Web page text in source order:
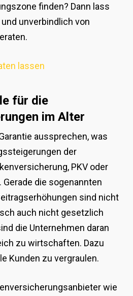
finden? Dann lass
unverbindlich von
lassen
für die
im Alter
aussprechen, was
der
PKV oder
Gerade die sogenannten
sind nicht
auch nicht gesetzlich
die Unternehmen daran
zu wirtschaften. Dazu
Kunden zu vergraulen.
wie